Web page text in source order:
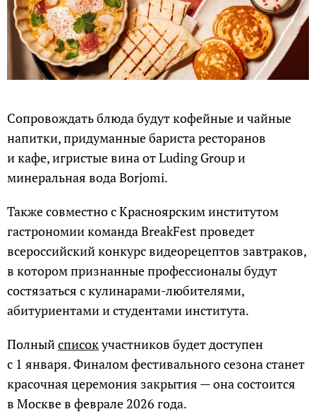
Сопровождать блюда будут кофейные и чайные
напитки, придуманные бариста ресторанов
и кафе, игристые вина от Luding Group и
минеральная вода Borjomi.
Также совместно с Красноярским институтом
гастрономии команда BreakFest проведет
всероссийский конкурс видеорецептов завтраков,
в котором признанные профессионалы будут
состязаться с кулинарами-любителями,
абитуриентами и студентами института.
Полныйсписокучастников будет доступен
с 1 января. Финалом фестивального сезона станет
красочная церемония закрытия — она состоится
в Москве в феврале 2026 года.